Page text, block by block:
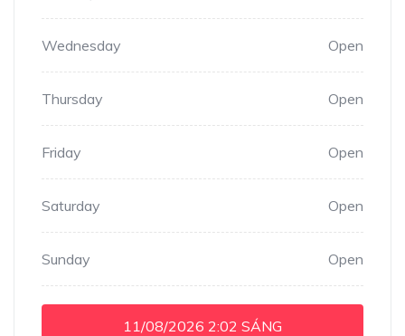
Wednesday Open
Thursday Open
Friday Open
Saturday Open
Sunday Open
11/08/2026 2:02 SÁNG